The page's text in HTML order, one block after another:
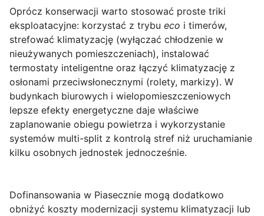
Oprócz konserwacji warto stosować proste triki
eksploatacyjne: korzystać z trybu eco i timerów,
strefować klimatyzację (wyłączać chłodzenie w
nieużywanych pomieszczeniach), instalować
termostaty inteligentne oraz łączyć klimatyzację z
osłonami przeciwsłonecznymi (rolety, markizy). W
budynkach biurowych i wielopomieszczeniowych
lepsze efekty energetyczne daje właściwe
zaplanowanie obiegu powietrza i wykorzystanie
systemów multi-split z kontrolą stref niż uruchamianie
kilku osobnych jednostek jednocześnie.
Dofinansowania w Piasecznie mogą dodatkowo
obniżyć koszty modernizacji systemu klimatyzacji lub